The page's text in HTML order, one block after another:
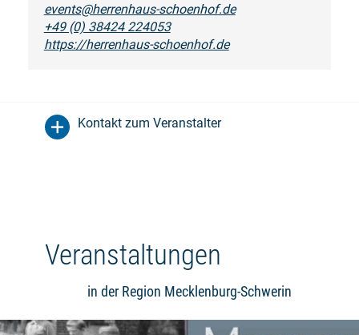
events@herrenhaus-schoenhof.de
+49 (0) 38424 224053
https://herrenhaus-schoenhof.de
Kontakt zum Veranstalter
Veranstaltungen
in der Region Mecklenburg-Schwerin